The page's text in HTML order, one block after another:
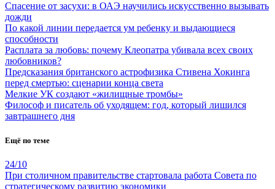
Спасение от засухи: в ОАЭ научились искусственно вызывать
дожди
По какой линии передается ум ребенку и выдающиеся
способности
Расплата за любовь: почему Клеопатра убивала всех своих
любовников?
Предсказания британского астрофизика Стивена Хокинга
перед смертью: сценарии конца света
Мелкие УК создают «жилищные тромбы»
Философ и писатель об уходящем: год, который лишился
завтрашнего дня
Ещё по теме
24/10
При столичном правительстве стартовала работа Совета по
стратегическому развитию экономики